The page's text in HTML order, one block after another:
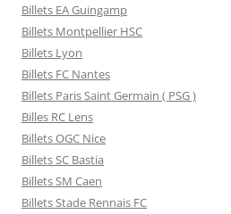
Billets EA Guingamp
Billets Montpellier HSC
Billets Lyon
Billets FC Nantes
Billets Paris Saint Germain ( PSG )
Billes RC Lens
Billets OGC Nice
Billets SC Bastia
Billets SM Caen
Billets Stade Rennais FC